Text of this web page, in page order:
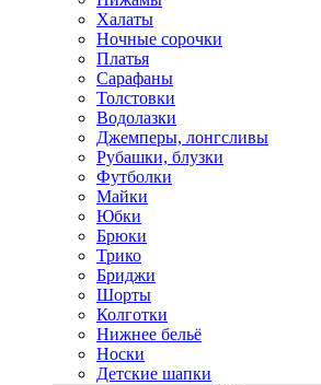
Халаты
Ночные сорочки
Платья
Сарафаны
Толстовки
Водолазки
Джемперы, лонгсливы
Рубашки, блузки
Футболки
Майки
Юбки
Брюки
Трико
Бриджи
Шорты
Колготки
Нижнее бельё
Носки
Детские шапки